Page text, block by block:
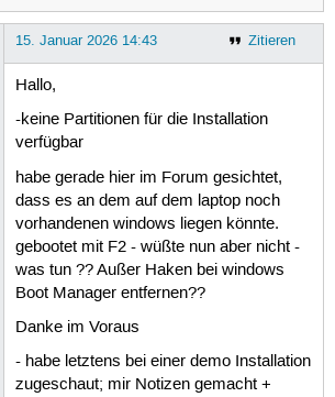
Zitieren
15. Januar 2026 14:43
Hallo,
-keine Partitionen für die Installation
verfügbar
habe gerade hier im Forum gesichtet,
dass es an dem auf dem laptop noch
vorhandenen windows liegen könnte.
gebootet mit F2 - wüßte nun aber nicht -
was tun ?? Außer Haken bei windows
Boot Manager entfernen??
Danke im Voraus
- habe letztens bei einer demo Installation
zugeschaut; mir Notizen gemacht +